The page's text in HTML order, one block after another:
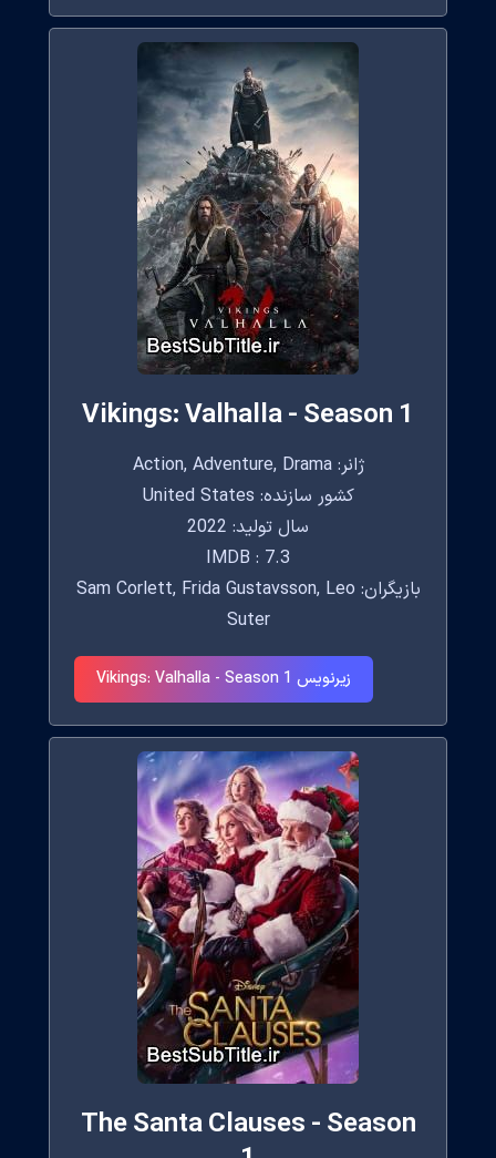
Vikings: Valhalla - Season 1
ژانر: Action, Adventure, Drama
کشور سازنده: United States
سال تولید: 2022
IMDB : 7.3
بازیگران: Sam Corlett, Frida Gustavsson, Leo
Suter
زیرنویس Vikings: Valhalla - Season 1
The Santa Clauses - Season